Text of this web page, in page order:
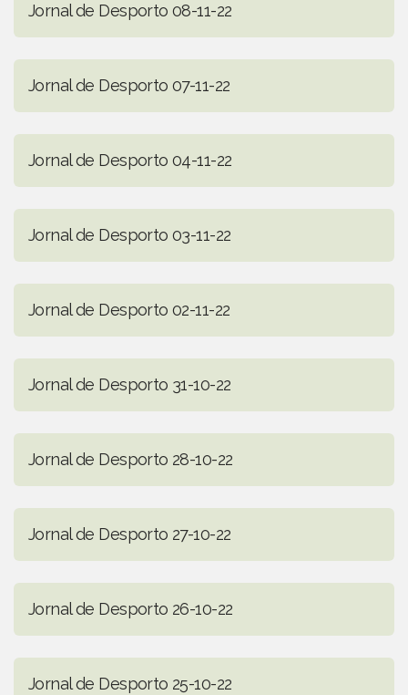
Jornal de Desporto 08-11-22
Jornal de Desporto 07-11-22
Jornal de Desporto 04-11-22
Jornal de Desporto 03-11-22
Jornal de Desporto 02-11-22
Jornal de Desporto 31-10-22
Jornal de Desporto 28-10-22
Jornal de Desporto 27-10-22
Jornal de Desporto 26-10-22
Jornal de Desporto 25-10-22